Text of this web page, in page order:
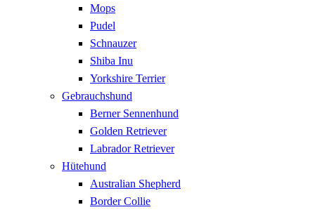
Mops
Pudel
Schnauzer
Shiba Inu
Yorkshire Terrier
Gebrauchshund
Berner Sennenhund
Golden Retriever
Labrador Retriever
Hütehund
Australian Shepherd
Border Collie